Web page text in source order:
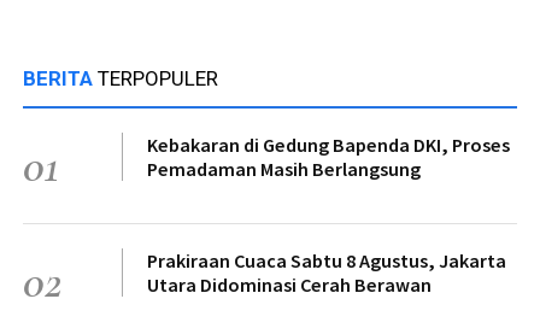
BERITA TERPOPULER
01
Kebakaran di Gedung Bapenda DKI, Proses
Pemadaman Masih Berlangsung
02
Prakiraan Cuaca Sabtu 8 Agustus, Jakarta
Utara Didominasi Cerah Berawan